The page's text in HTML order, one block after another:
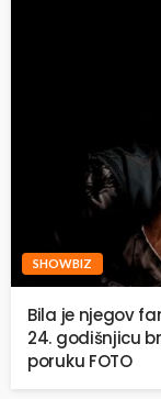
SHOWBIZ
Bila je njegov
24. godišnjicu
poruku FOTO